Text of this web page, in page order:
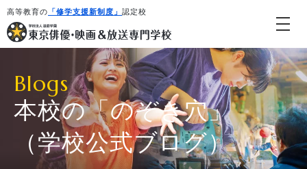
高等教育の 「修学支援新制度」 認定校
Blogs
本校の「のぞき穴」
（学校公式ブログ）